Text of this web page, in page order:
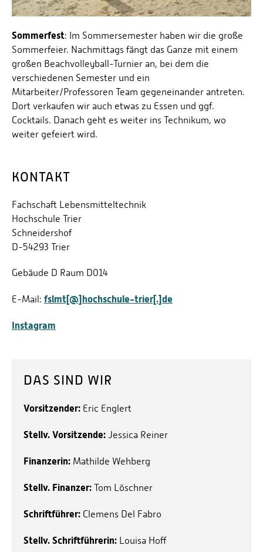
Sommerfest: Im Sommersemester haben wir die große
Sommerfeier. Nachmittags fängt das Ganze mit einem
großen Beachvolleyball-Turnier an, bei dem die
verschiedenen Semester und ein
Mitarbeiter/Professoren Team gegeneinander antreten.
Dort verkaufen wir auch etwas zu Essen und ggf.
Cocktails. Danach geht es weiter ins Technikum, wo
weiter gefeiert wird.
KONTAKT
Fachschaft Lebensmitteltechnik
Hochschule Trier
Schneidershof
D-54293 Trier
Gebäude D Raum D014
E-Mail: fslmt[@]hochschule-trier[.]de
Instagram
DAS SIND WIR
Vorsitzender: Eric Englert
Stellv. Vorsitzende: Jessica Reiner
Finanzerin: Mathilde Wehberg
Stellv. Finanzer: Tom Löschner
Schriftführer: Clemens Del Fabro
Stellv. Schriftführerin: Louisa Hoff